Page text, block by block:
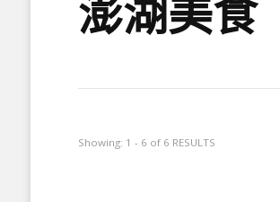
澎湖美食
Showing: 1 - 6 of 6 RESULTS